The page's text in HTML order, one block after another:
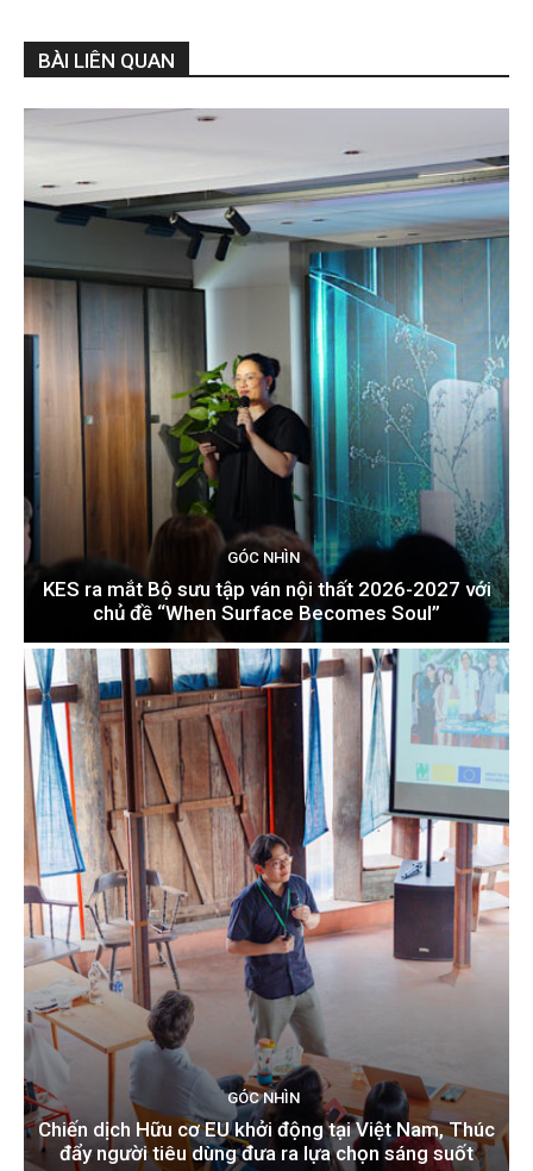
BÀI LIÊN QUAN
GÓC NHÌN
KES ra mắt Bộ sưu tập ván nội thất 2026-2027 với
chủ đề “When Surface Becomes Soul”
GÓC NHÌN
Chiến dịch Hữu cơ EU khởi động tại Việt Nam, Thúc
đẩy người tiêu dùng đưa ra lựa chọn sáng suốt